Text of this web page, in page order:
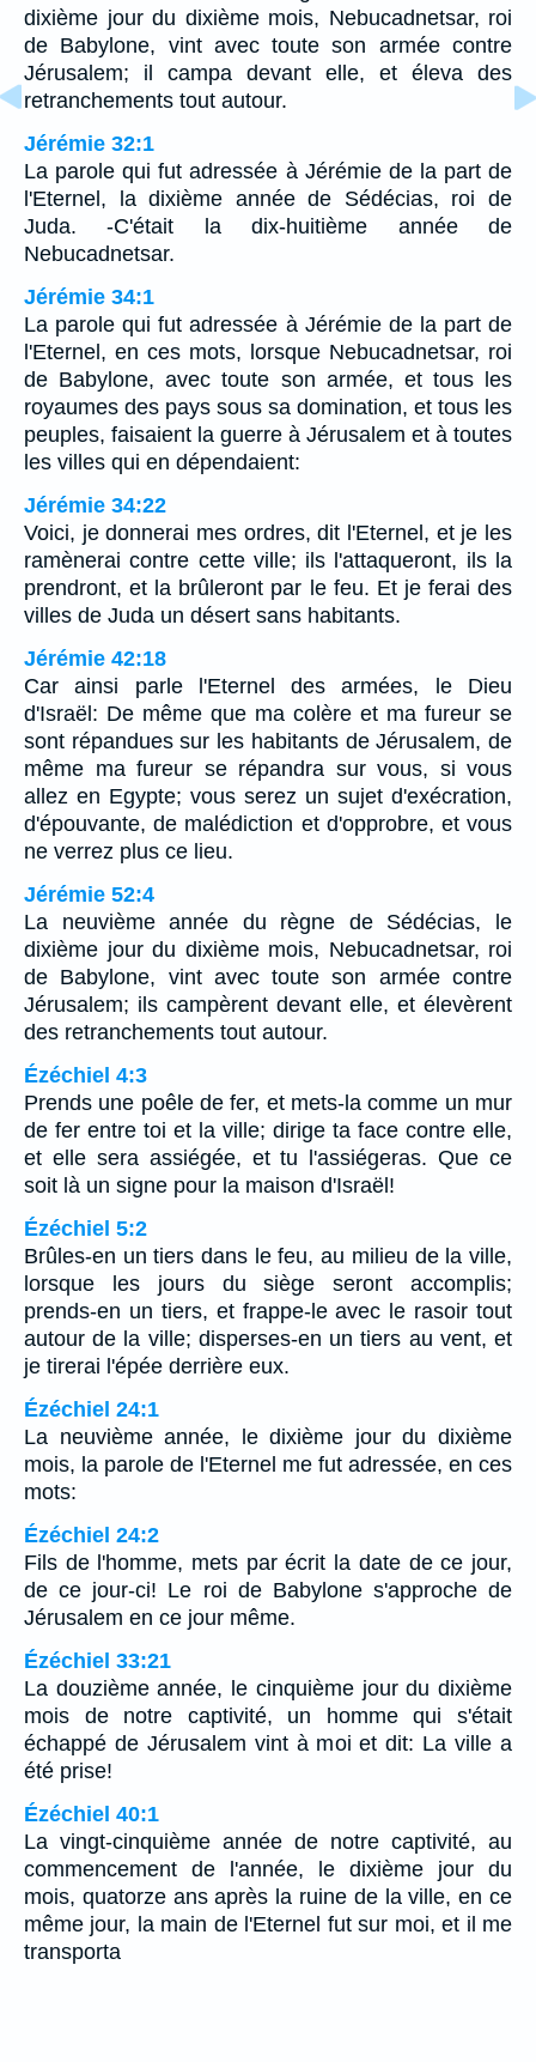
dixième jour du dixième mois, Nebucadnetsar, roi
de Babylone, vint avec toute son armée contre
Jérusalem; il campa devant elle, et éleva des
retranchements tout autour.
Jérémie 32:1
La parole qui fut adressée à Jérémie de la part de
l'Eternel, la dixième année de Sédécias, roi de
Juda. -C'était la dix-huitième année de
Nebucadnetsar.
Jérémie 34:1
La parole qui fut adressée à Jérémie de la part de
l'Eternel, en ces mots, lorsque Nebucadnetsar, roi
de Babylone, avec toute son armée, et tous les
royaumes des pays sous sa domination, et tous les
peuples, faisaient la guerre à Jérusalem et à toutes
les villes qui en dépendaient:
Jérémie 34:22
Voici, je donnerai mes ordres, dit l'Eternel, et je les
ramènerai contre cette ville; ils l'attaqueront, ils la
prendront, et la brûleront par le feu. Et je ferai des
villes de Juda un désert sans habitants.
Jérémie 42:18
Car ainsi parle l'Eternel des armées, le Dieu
d'Israël: De même que ma colère et ma fureur se
sont répandues sur les habitants de Jérusalem, de
même ma fureur se répandra sur vous, si vous
allez en Egypte; vous serez un sujet d'exécration,
d'épouvante, de malédiction et d'opprobre, et vous
ne verrez plus ce lieu.
Jérémie 52:4
La neuvième année du règne de Sédécias, le
dixième jour du dixième mois, Nebucadnetsar, roi
de Babylone, vint avec toute son armée contre
Jérusalem; ils campèrent devant elle, et élevèrent
des retranchements tout autour.
Ézéchiel 4:3
Prends une poêle de fer, et mets-la comme un mur
de fer entre toi et la ville; dirige ta face contre elle,
et elle sera assiégée, et tu l'assiégeras. Que ce
soit là un signe pour la maison d'Israël!
Ézéchiel 5:2
Brûles-en un tiers dans le feu, au milieu de la ville,
lorsque les jours du siège seront accomplis;
prends-en un tiers, et frappe-le avec le rasoir tout
autour de la ville; disperses-en un tiers au vent, et
je tirerai l'épée derrière eux.
Ézéchiel 24:1
La neuvième année, le dixième jour du dixième
mois, la parole de l'Eternel me fut adressée, en ces
mots:
Ézéchiel 24:2
Fils de l'homme, mets par écrit la date de ce jour,
de ce jour-ci! Le roi de Babylone s'approche de
Jérusalem en ce jour même.
Ézéchiel 33:21
La douzième année, le cinquième jour du dixième
mois de notre captivité, un homme qui s'était
échappé de Jérusalem vint à moi et dit: La ville a
été prise!
Ézéchiel 40:1
La vingt-cinquième année de notre captivité, au
commencement de l'année, le dixième jour du
mois, quatorze ans après la ruine de la ville, en ce
même jour, la main de l'Eternel fut sur moi, et il me
transporta